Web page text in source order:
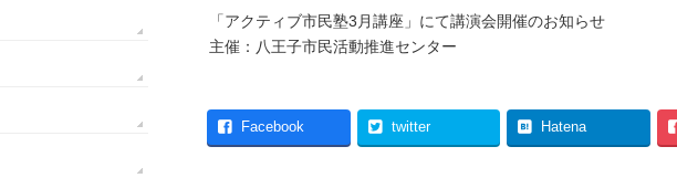
「アクティブ市民塾3月講座」にて講演会開催のお知らせ
主催：八王子市民活動推進センター
Facebook twitter Hatena